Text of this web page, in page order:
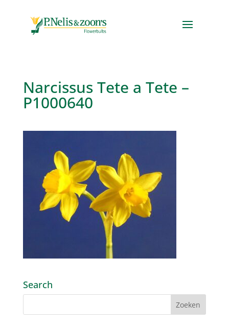
Narcissus Tete a Tete –
P1000640
Search